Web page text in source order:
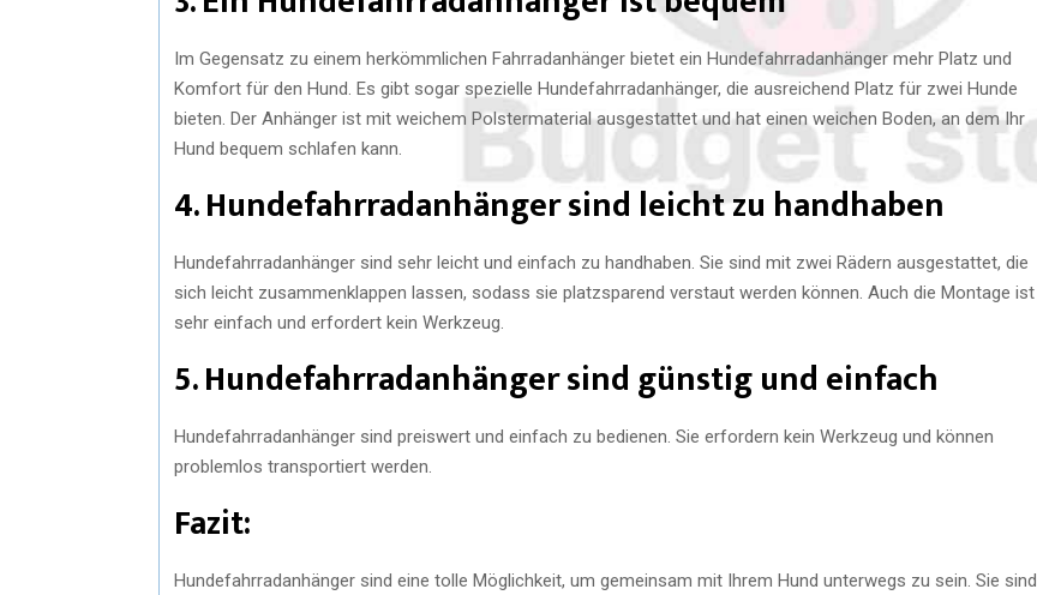
Im Gegensatz zu einem herkömmlichen Fahrradanhänger bietet ein Hundefahrradanhänger mehr Platz und
Komfort für den Hund. Es gibt sogar spezielle Hundefahrradanhänger, die ausreichend Platz für zwei Hunde
bieten. Der Anhänger ist mit weichem Polstermaterial ausgestattet und hat einen weichen Boden, an dem Ihr
Hund bequem schlafen kann.
4. Hundefahrradanhänger sind leicht zu handhaben
Hundefahrradanhänger sind sehr leicht und einfach zu handhaben. Sie sind mit zwei Rädern ausgestattet, die
sich leicht zusammenklappen lassen, sodass sie platzsparend verstaut werden können. Auch die Montage ist
sehr einfach und erfordert kein Werkzeug.
5. Hundefahrradanhänger sind günstig und einfach
Hundefahrradanhänger sind preiswert und einfach zu bedienen. Sie erfordern kein Werkzeug und können
problemlos transportiert werden.
Fazit:
Hundefahrradanhänger sind eine tolle Möglichkeit, um gemeinsam mit Ihrem Hund unterwegs zu sein. Sie sind